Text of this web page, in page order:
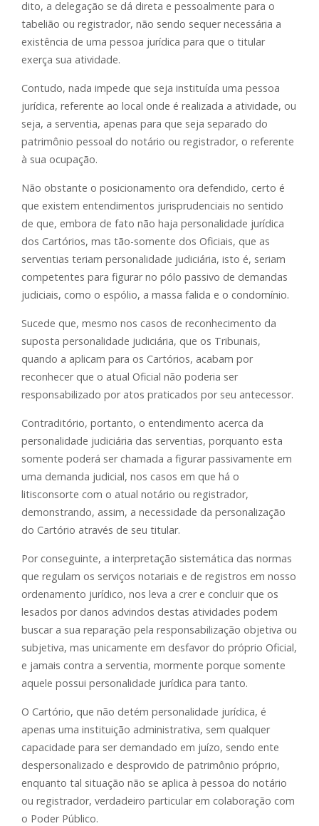
dito, a delegação se dá direta e pessoalmente para o
tabelião ou registrador, não sendo sequer necessária a
existência de uma pessoa jurídica para que o titular
exerça sua atividade.
Contudo, nada impede que seja instituída uma pessoa
jurídica, referente ao local onde é realizada a atividade, ou
seja, a serventia, apenas para que seja separado do
patrimônio pessoal do notário ou registrador, o referente
à sua ocupação.
Não obstante o posicionamento ora defendido, certo é
que existem entendimentos jurisprudenciais no sentido
de que, embora de fato não haja personalidade jurídica
dos Cartórios, mas tão-somente dos Oficiais, que as
serventias teriam personalidade judiciária, isto é, seriam
competentes para figurar no pólo passivo de demandas
judiciais, como o espólio, a massa falida e o condomínio.
Sucede que, mesmo nos casos de reconhecimento da
suposta personalidade judiciária, que os Tribunais,
quando a aplicam para os Cartórios, acabam por
reconhecer que o atual Oficial não poderia ser
responsabilizado por atos praticados por seu antecessor.
Contraditório, portanto, o entendimento acerca da
personalidade judiciária das serventias, porquanto esta
somente poderá ser chamada a figurar passivamente em
uma demanda judicial, nos casos em que há o
litisconsorte com o atual notário ou registrador,
demonstrando, assim, a necessidade da personalização
do Cartório através de seu titular.
Por conseguinte, a interpretação sistemática das normas
que regulam os serviços notariais e de registros em nosso
ordenamento jurídico, nos leva a crer e concluir que os
lesados por danos advindos destas atividades podem
buscar a sua reparação pela responsabilização objetiva ou
subjetiva, mas unicamente em desfavor do próprio Oficial,
e jamais contra a serventia, mormente porque somente
aquele possui personalidade jurídica para tanto.
O Cartório, que não detém personalidade jurídica, é
apenas uma instituição administrativa, sem qualquer
capacidade para ser demandado em juízo, sendo ente
despersonalizado e desprovido de patrimônio próprio,
enquanto tal situação não se aplica à pessoa do notário
ou registrador, verdadeiro particular em colaboração com
o Poder Público.